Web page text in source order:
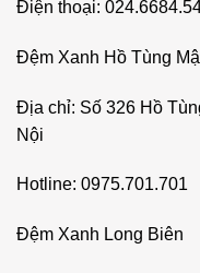
Điện thoại:
Đệm Xanh Hồ Tùng
Địa chỉ: Số 326 Hồ
Nội
Hotline: 0975.701.701
Đệm Xanh Long Biên